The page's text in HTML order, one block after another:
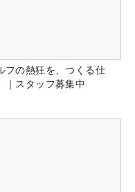
フの熱狂を、つくる仕
｜スタッフ募集中